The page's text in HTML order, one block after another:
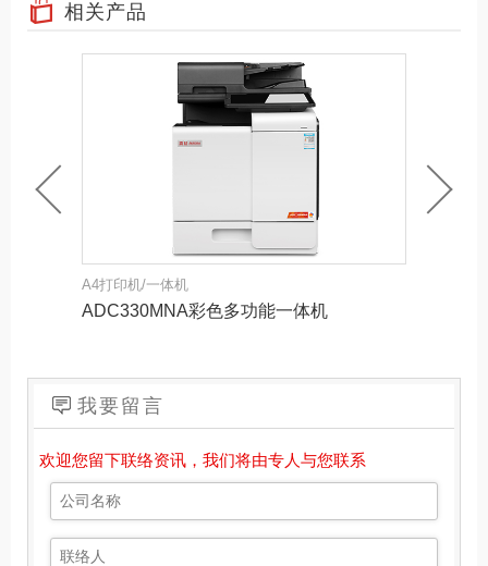
相关产品
A4打印机/一体机
ADC330MNA彩色多功能一体机
我要留言
欢迎您留下联络资讯，我们将由专人与您联系